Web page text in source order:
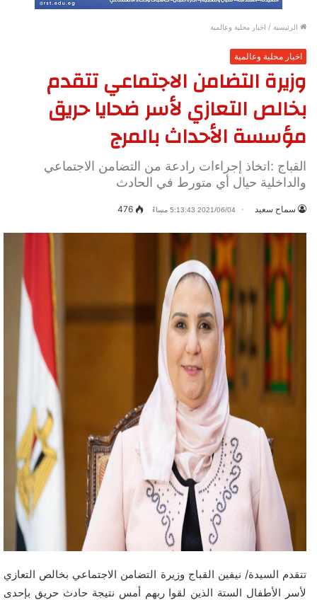
الرئيسية / اخبار محلية وعالمية
اخبار محلية وعالمية
وزيرة التضامن الاجتماعي تتقدم
بخالص التعازي لأسر ضحايا حريق
مؤسسة الأحداث بالمرج
القباج :اتخاذ إجراءات رادعة من التضامن الاجتماعي
والداخلية حيال أي متورط في الحادث
سماح سعيد 2021/06/04 5:13:43 مساءً 476
تتقدم السيدة/ نيفين القباج وزيرة التضامن الاجتماعي بخالص التعازي
لأسر الأطفال الستة الذين لقوا ربهم أمس نتيجة حادث حريق بإحدى